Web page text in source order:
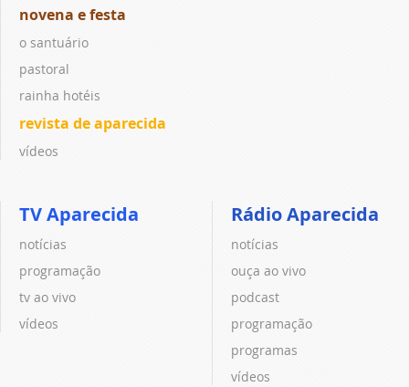
novena e festa
o santuário
pastoral
rainha hotéis
revista de aparecida
vídeos
TV Aparecida
notícias
programação
tv ao vivo
vídeos
Rádio Aparecida
notícias
ouça ao vivo
podcast
programação
programas
vídeos